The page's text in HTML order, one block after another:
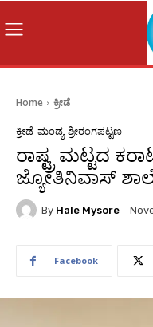
Home ಕ್ರೀಡೆ
ಕ್ರೀಡೆ ಮಂಡ್ಯ ಶ್ರೀರಂಗಪಟ್ಟಣ
ರಾಷ್ಟ್ರ ಮಟ್ಟದ
ಜ್ಯೋತಿನಿವಾಸ್
By Hale Mysore
Facebook